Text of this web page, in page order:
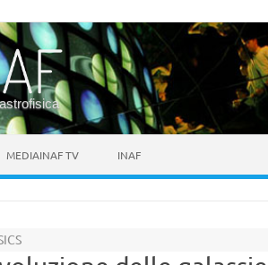
MEDIAINAF TV INAF